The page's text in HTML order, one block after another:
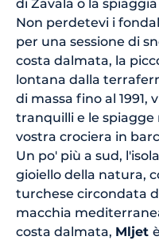
di Zavala o la
Non perdetevi i
per una sessione di
costa dalmata, la
lontana dalla
di massa fino al 1991,
tranquilli e le
vostra crociera in
Un po' più a sud,
gioiello della natura,
turchese circondata
macchia
costa dalmata, Mljet